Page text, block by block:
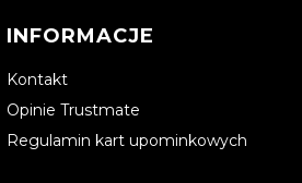
INFORMACJE
Kontakt
Opinie Trustmate
Regulamin kart upominkowych